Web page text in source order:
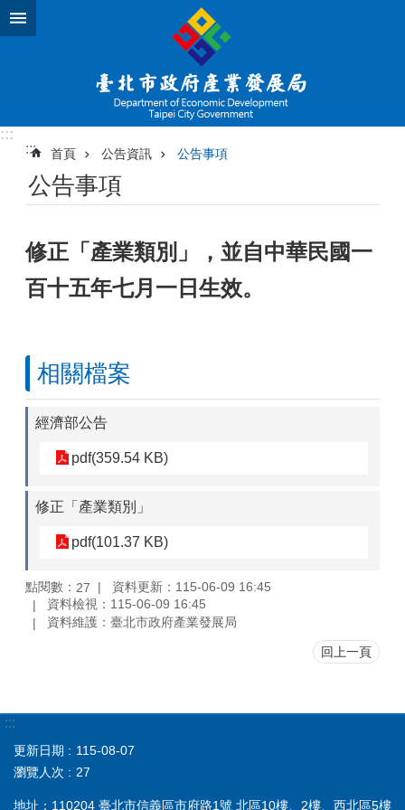
跳到主要內容區塊
:::
:::
首頁 公告資訊 公告事項
公告事項
修正「產業類別」，並自中華民國一
百十五年七月一日生效。
相關檔案
經濟部公告
pdf(359.54 KB)
修正「產業類別」
pdf(101.37 KB)
點閱數： 27
資料更新：115-06-09 16:45
資料檢視：115-06-09 16:45
資料維護：臺北市政府產業發展局
回上一頁
:::
更新日期
115-08-07
瀏覽人次
27
地址：110204 臺北市信義區市府路1號 北區10樓、2樓、西北區5樓